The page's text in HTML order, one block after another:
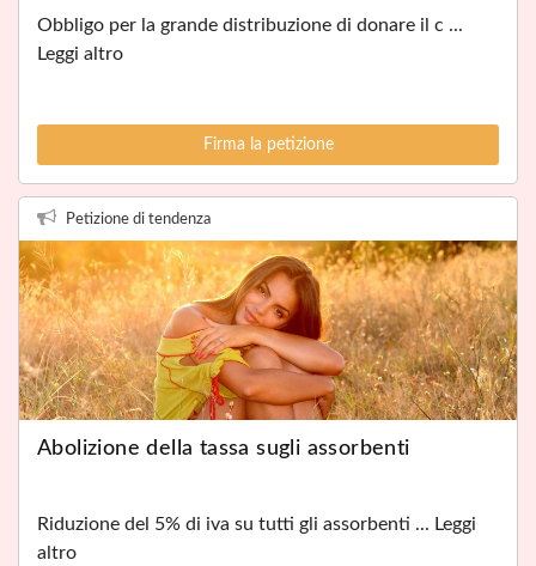
Obbligo per la grande distribuzione di donare il c ...
Leggi altro
Firma la petizione
Petizione di tendenza
Abolizione della tassa sugli assorbenti
Riduzione del 5% di iva su tutti gli assorbenti ... Leggi
altro